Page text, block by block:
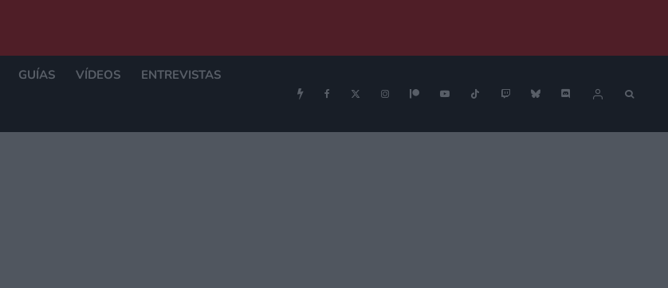
GUÍAS VÍDEOS ENTREVISTAS